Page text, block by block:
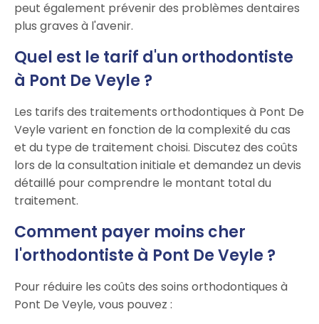
peut également prévenir des problèmes dentaires
plus graves à l'avenir.
Quel est le tarif d'un orthodontiste
à Pont De Veyle ?
Les tarifs des traitements orthodontiques à Pont De
Veyle varient en fonction de la complexité du cas
et du type de traitement choisi. Discutez des coûts
lors de la consultation initiale et demandez un devis
détaillé pour comprendre le montant total du
traitement.
Comment payer moins cher
l'orthodontiste à Pont De Veyle ?
Pour réduire les coûts des soins orthodontiques à
Pont De Veyle, vous pouvez :